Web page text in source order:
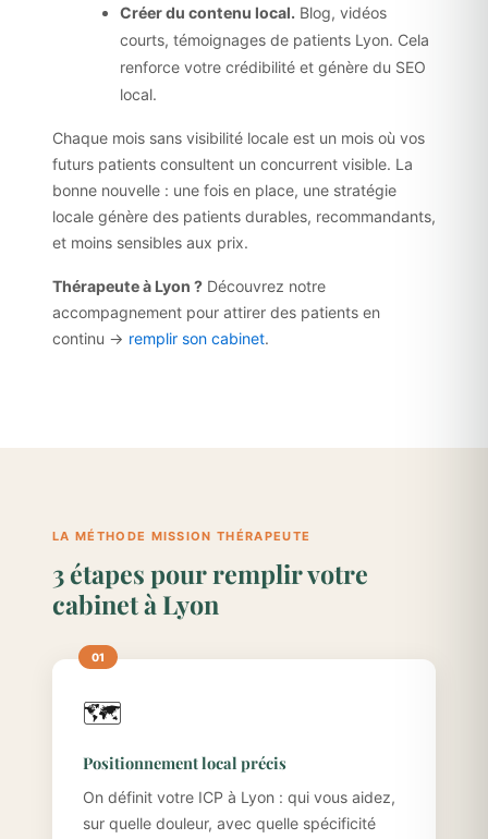
Créer du contenu local. Blog, vidéos
courts, témoignages de patients Lyon. Cela
renforce votre crédibilité et génère du SEO
local.
Chaque mois sans visibilité locale est un mois où vos
futurs patients consultent un concurrent visible. La
bonne nouvelle : une fois en place, une stratégie
locale génère des patients durables, recommandants,
et moins sensibles aux prix.
Thérapeute à Lyon ? Découvrez notre
accompagnement pour attirer des patients en
continu → remplir son cabinet.
LA MÉTHODE MISSION THÉRAPEUTE
3 étapes pour remplir votre
cabinet à Lyon
🗺️
Positionnement local précis
On définit votre ICP à Lyon : qui vous aidez,
sur quelle douleur, avec quelle spécificité